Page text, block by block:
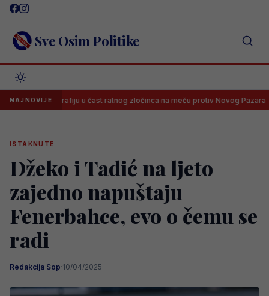
Skip
content Sve Osim Politike
NAJNOVIJEu čast ratnog zločinca na meču protiv Novog Pazara
ISTAKNUTE
Džeko i Tadić na ljeto
zajedno napuštaju
Fenerbahce, evo o čemu se
radi
Redakcija Sop·10/04/2025